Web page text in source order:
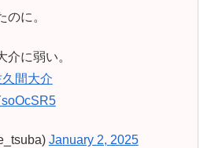
に。
介に弱い。
間大介
January 2, 2025